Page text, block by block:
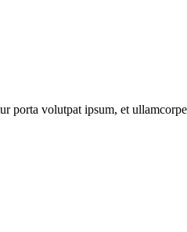
porta volutpat ipsum, et